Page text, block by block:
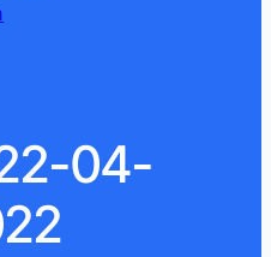
04-